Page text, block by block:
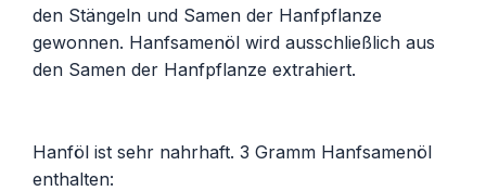
den Stängeln und Samen der Hanfpflanze
gewonnen. Hanfsamenöl wird ausschließlich aus
den Samen der Hanfpflanze extrahiert.
Hanföl ist sehr nahrhaft. 3 Gramm Hanfsamenöl
enthalten: